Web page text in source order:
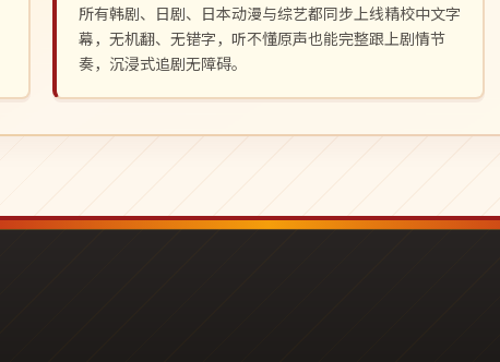
所有韩剧、日剧、日本动漫与综艺都同步上线精校中文字
幕，无机翻、无错字，听不懂原声也能完整跟上剧情节
奏，沉浸式追剧无障碍。